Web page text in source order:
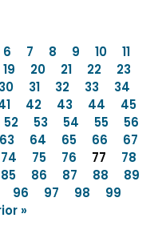
6 7 8 9 10
11
19 20 21 22
23
30 31 32 33
34
42 43 44
45
52 53 54 55
56
63 64 65 66
67
74 75 76 77
78
85 86 87 88
89
96 97 98
99
»